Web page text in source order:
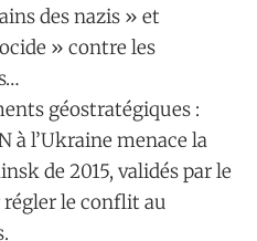
des nazis » et
» contre les
géostratégiques :
à l’Ukraine menace la
de 2015, validés par le
régler le conflit au